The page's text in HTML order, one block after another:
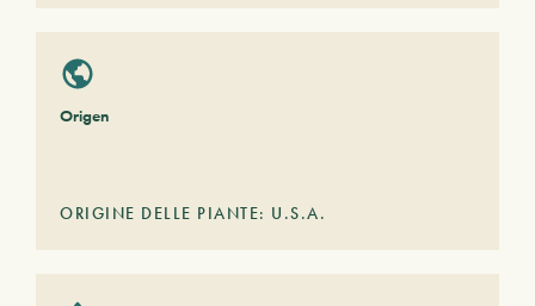
Origen
ORIGINE DELLE PIANTE: U.S.A.